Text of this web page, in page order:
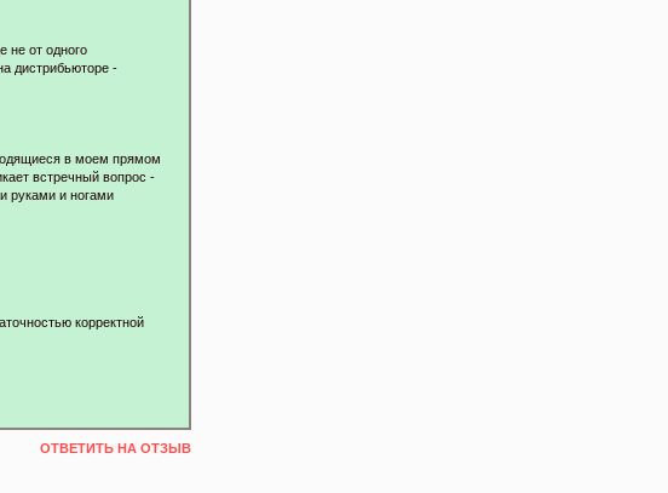
не от одного
дистрибьюторе -
в моем прямом
встречный вопрос -
руками и ногами
корректной
ОТВЕТИТЬ НА ОТЗЫВ